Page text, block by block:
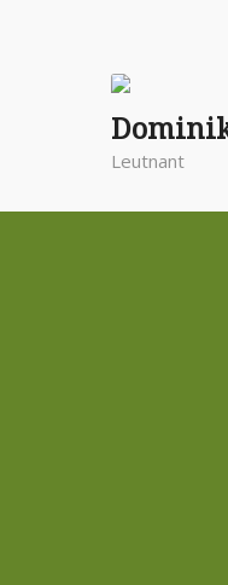
Leutnant